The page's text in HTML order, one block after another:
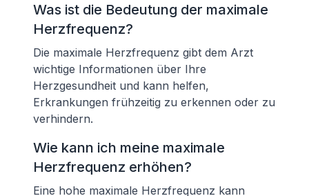
Was ist die Bedeutung der maximale
Herzfrequenz?
Die maximale Herzfrequenz gibt dem Arzt
wichtige Informationen über Ihre
Herzgesundheit und kann helfen,
Erkrankungen frühzeitig zu erkennen oder zu
verhindern.
Wie kann ich meine maximale
Herzfrequenz erhöhen?
Eine hohe maximale Herzfrequenz kann